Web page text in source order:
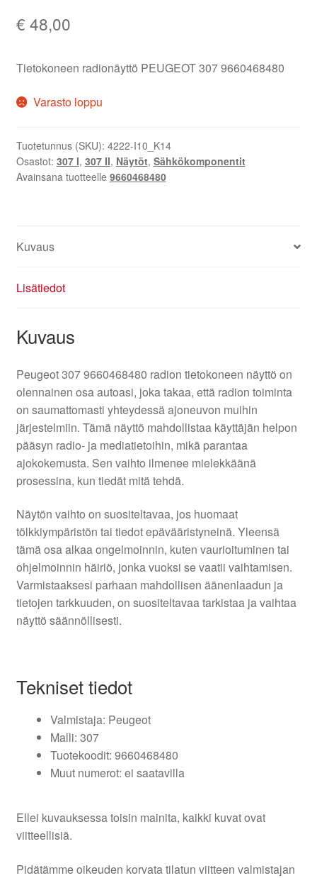
€ 48,00
Tietokoneen radionäyttö PEUGEOT 307 9660468480
Varasto loppu
Tuotetunnus (SKU): 4222-I10_K14
Osastot: 307 I, 307 II, Näytöt, Sähkökomponentit
Avainsana tuotteelle 9660468480
Kuvaus
Lisätiedot
Kuvaus
Peugeot 307 9660468480 radion tietokoneen näyttö on
olennainen osa autoasi, joka takaa, että radion toiminta
on saumattomasti yhteydessä ajoneuvon muihin
järjestelmiin. Tämä näyttö mahdollistaa käyttäjän helpon
pääsyn radio- ja mediatietoihin, mikä parantaa
ajokokemusta. Sen vaihto ilmenee mielekkäänä
prosessina, kun tiedät mitä tehdä.
Näytön vaihto on suositeltavaa, jos huomaat
tölkkiympäristön tai tiedot epävääristyneinä. Yleensä
tämä osa alkaa ongelmoinnin, kuten vaurioituminen tai
ohjelmoinnin häiriö, jonka vuoksi se vaatii vaihtamisen.
Varmistaaksesi parhaan mahdollisen äänenlaadun ja
tietojen tarkkuuden, on suositeltavaa tarkistaa ja vaihtaa
näyttö säännöllisesti.
Tekniset tiedot
Valmistaja: Peugeot
Malli: 307
Tuotekoodit: 9660468480
Muut numerot: ei saatavilla
Ellei kuvauksessa toisin mainita, kaikki kuvat ovat
viitteellisiä.
Pidätämme oikeuden korvata tilatun viitteen valmistajan